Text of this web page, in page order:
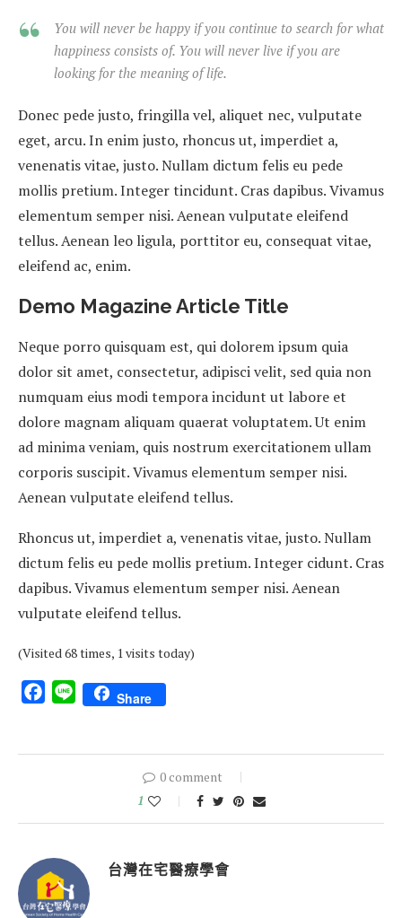
You will never be happy if you continue to search for what
happiness consists of. You will never live if you are
looking for the meaning of life.
Donec pede justo, fringilla vel, aliquet nec, vulputate
eget, arcu. In enim justo, rhoncus ut, imperdiet a,
venenatis vitae, justo. Nullam dictum felis eu pede
mollis pretium. Integer tincidunt. Cras dapibus. Vivamus
elementum semper nisi. Aenean vulputate eleifend
tellus. Aenean leo ligula, porttitor eu, consequat vitae,
eleifend ac, enim.
Demo Magazine Article Title
Neque porro quisquam est, qui dolorem ipsum quia
dolor sit amet, consectetur, adipisci velit, sed quia non
numquam eius modi tempora incidunt ut labore et
dolore magnam aliquam quaerat voluptatem. Ut enim
ad minima veniam, quis nostrum exercitationem ullam
corporis suscipit. Vivamus elementum semper nisi.
Aenean vulputate eleifend tellus.
Rhoncus ut, imperdiet a, venenatis vitae, justo. Nullam
dictum felis eu pede mollis pretium. Integer cidunt. Cras
dapibus. Vivamus elementum semper nisi. Aenean
vulputate eleifend tellus.
(Visited 68 times, 1 visits today)
Facebook
Line Share
0 comment
1
台灣在宅醫療學會